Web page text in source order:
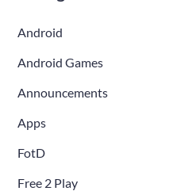
Android
Android Games
Announcements
Apps
FotD
Free 2 Play